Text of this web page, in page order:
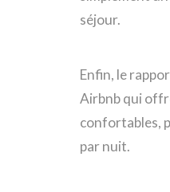
séjour.
Enfin, le
Airbnb qui
confortables,
par nuit.